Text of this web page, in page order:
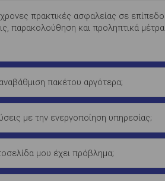
πρακτικές ασφαλείας σε
παρακολούθηση και προληπτικά μέτρα
πακέτου αργότερα;
με την ενεργοποίηση υπηρεσίας;
μου έχει πρόβλημα;